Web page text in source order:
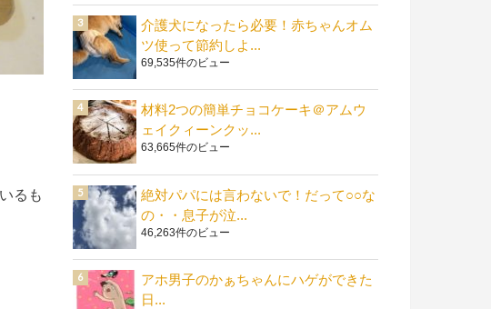
るも
介護犬になったら必要！赤ちゃんオム
ツ使って節約しよ...
69,535件のビュー
材料2つの簡単チョコケーキ＠アムウ
ェイクィーンクッ...
63,665件のビュー
絶対パパには言わないで！だって○○な
の・・息子が泣...
46,263件のビュー
アホ男子のかぁちゃんにハゲができた
日...